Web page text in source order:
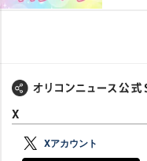
X
Xアカウント